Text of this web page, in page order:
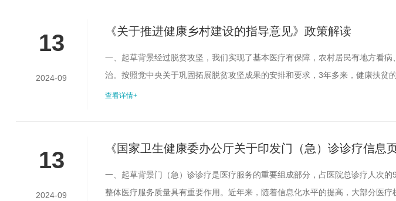
13
2024-09
《关于推进健康乡村建设的指导意见》政策解读
一、起草背景经过脱贫攻坚，我们实现了基本医疗有保障，农村居民有地方看
治。按照党中央关于巩固拓展脱贫攻坚成果的安排和要求，3年多来，健康扶贫
本医疗有保障成果得到有效巩固。但是，乡村卫生健康事业发展与农村居民日益
查看详情+
13
2024-09
《国家卫生健康委办公厅关于印发门（急）诊诊疗信息
解读
一、起草背景门（急）诊诊疗是医疗服务的重要组成部分，占医院总诊疗人次
整体医疗服务质量具有重要作用。近年来，随着信息化水平的提高，大部分医